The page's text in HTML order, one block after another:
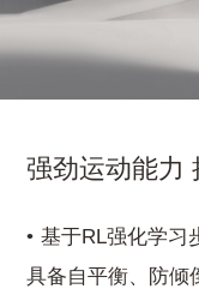
强劲运动能力
基于RL强化学习
具备自平衡、防倾